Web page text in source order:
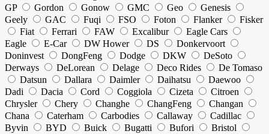
GP
Gordon Gonow GMC Geo
Genesis
Geely
GAC Fuqi FSO Foton Flanker
Fisker
Fiat
Ferrari FAW Excalibur
Eagle Cars
Eagle
E-Car DW Hower DS
Donkervoort
Doninvest
DongFeng Dodge DKW
DeSoto
Derways
DeLorean Delage Deco Rides
De Tomaso
Datsun
Dallara Daimler Daihatsu
Daewoo
Dadi
Dacia Cord Coggiola Cizeta
Citroen
Chrysler
Chery Changhe ChangFeng
Changan
Chana
Caterham Carbodies Callaway
Cadillac
Byvin
BYD Buick Bugatti Bufori
Bristol